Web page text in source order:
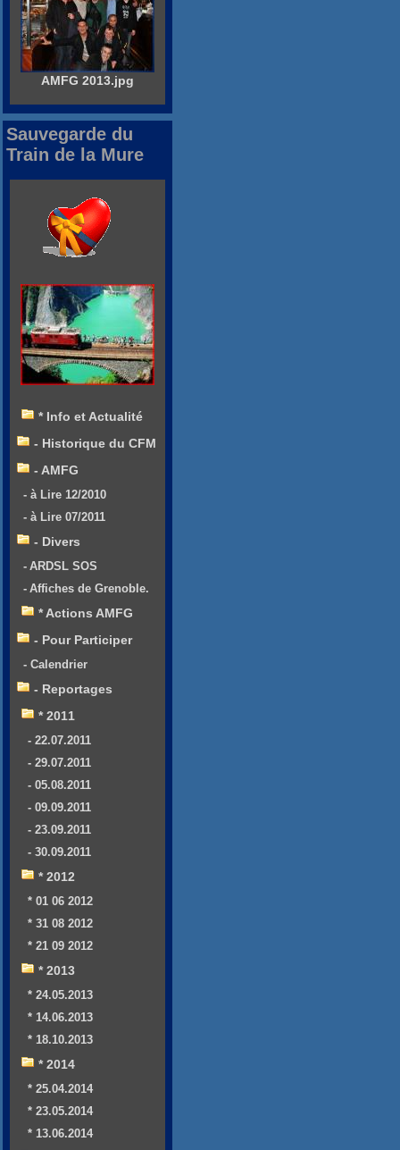
AMFG 2013.jpg
Sauvegarde du
Train de la Mure
* Info et Actualité
- Historique du CFM
- AMFG
- à Lire 12/2010
- à Lire 07/2011
- Divers
- ARDSL SOS
- Affiches de Grenoble.
* Actions AMFG
- Pour Participer
- Calendrier
- Reportages
* 2011
- 22.07.2011
- 29.07.2011
- 05.08.2011
- 09.09.2011
- 23.09.2011
- 30.09.2011
* 2012
* 01 06 2012
* 31 08 2012
* 21 09 2012
* 2013
* 24.05.2013
* 14.06.2013
* 18.10.2013
* 2014
* 25.04.2014
* 23.05.2014
* 13.06.2014